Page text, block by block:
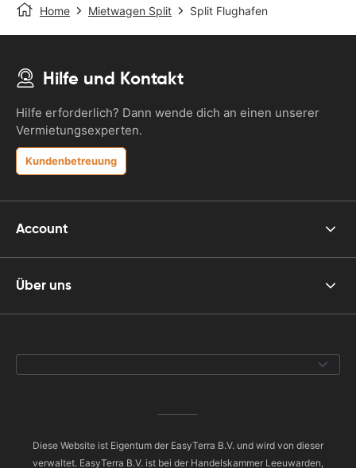
Home Mietwagen Split Split Flughafen
Hilfe und Kontakt
Hilfe erforderlich? Dann wende dich an einen unserer
Vermietungsexperten.
Kundenbetreuung
Account
Über uns
Diese Website ist Eigentum der EasyTerra B.V. und wird von dieser
verwaltet. EasyTerra B.V. ist bei der Handelskammer Leeuwarden,